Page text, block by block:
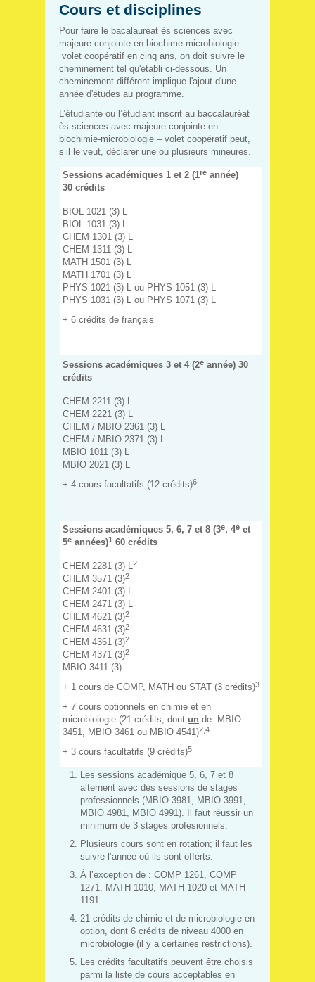
Cours et disciplines
Pour faire le bacalauréat ès sciences avec
majeure conjointe en biochime-microbiologie –
volet coopératif en cinq ans, on doit suivre le
cheminement tel qu'établi ci-dessous. Un
cheminement différent implique l'ajout d'une
année d'études au programme.
L’étudiante ou l’étudiant inscrit au baccalauréat
ès sciences avec majeure conjointe en
biochimie-microbiologie – volet coopératif peut,
s’il le veut, déclarer une ou plusieurs mineures.
Sessions académiques 1 et 2 (1re année)
30 crédits
BIOL 1021 (3) L
BIOL 1031 (3) L
CHEM 1301 (3) L
CHEM 1311 (3) L
MATH 1501 (3) L
MATH 1701 (3) L
PHYS 1021 (3) L ou PHYS 1051 (3) L
PHYS 1031 (3) L ou PHYS 1071 (3) L
+ 6 crédits de français
Sessions académiques 3 et 4 (2e année) 30
crédits
CHEM 2211 (3) L
CHEM 2221 (3) L
CHEM / MBIO 2361 (3) L
CHEM / MBIO 2371 (3) L
MBIO 1011 (3) L
MBIO 2021 (3) L
+ 4 cours facultatifs (12 crédits)6
Sessions académiques 5, 6, 7 et 8 (3e, 4e et
5e années)1 60 crédits
CHEM 2281 (3) L 2
CHEM 3571 (3)2
CHEM 2401 (3) L
CHEM 2471 (3) L
CHEM 4621 (3)2
CHEM 4631 (3)2
CHEM 4361 (3)2
CHEM 4371 (3)2
MBIO 3411 (3)
+ 1 cours de COMP, MATH ou STAT (3 crédits)3
+ 7 cours optionnels en chimie et en
microbiologie (21 crédits; dont un de: MBIO
3451, MBIO 3461 ou MBIO 4541)2,4
+ 3 cours facultatifs (9 crédits)5
Les sessions académique 5, 6, 7 et 8
alternent avec des sessions de stages
professionnels (MBIO 3981, MBIO 3991,
MBIO 4981, MBIO 4991). Il faut réussir un
minimum de 3 stages profesionnels.
Plusieurs cours sont en rotation; il faut les
suivre l’année où ils sont offerts.
À l’exception de : COMP 1261, COMP
1271, MATH 1010, MATH 1020 et MATH
1191.
21 crédits de chimie et de microbiologie en
option, dont 6 crédits de niveau 4000 en
microbiologie (il y a certaines restrictions).
Les crédits facultatifs peuvent être choisis
parmi la liste de cours acceptables en